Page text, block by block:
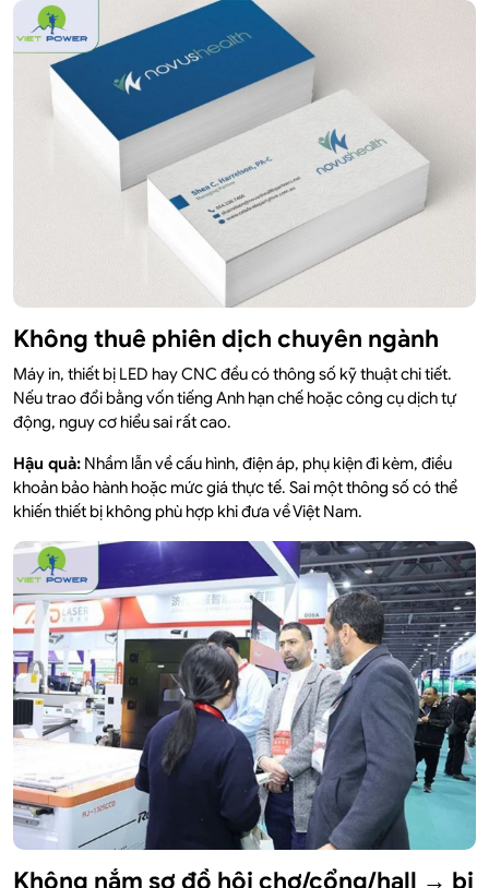
Không thuê phiên dịch chuyên ngành
Máy in, thiết bị LED hay CNC đều có thông số kỹ thuật chi tiết.
Nếu trao đổi bằng vốn tiếng Anh hạn chế hoặc công cụ dịch tự
động, nguy cơ hiểu sai rất cao.
Hậu quả: Nhầm lẫn về cấu hình, điện áp, phụ kiện đi kèm, điều
khoản bảo hành hoặc mức giá thực tế. Sai một thông số có thể
khiến thiết bị không phù hợp khi đưa về Việt Nam.
Không nắm sơ đồ hội chợ/cổng/hall → bị